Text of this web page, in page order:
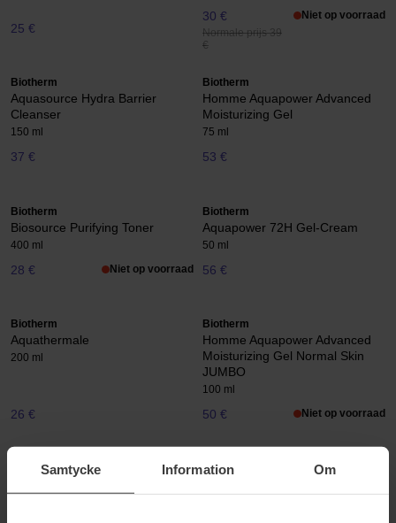
Samtycke Information Om
25 €
30 €
Normale prijs 39
€
Niet op voorraad
Biotherm
Aquasource Hydra Barrier
Cleanser
150 ml
37 €
Biotherm
Homme Aquapower Advanced
Moisturizing Gel
75 ml
53 €
Biotherm
Biosource Purifying Toner
400 ml
28 € Niet op voorraad
Biotherm
Aquapower 72H Gel-Cream
50 ml
56 €
Biotherm
Aquathermale
200 ml
26 €
Biotherm
Homme Aquapower Advanced
Moisturizing Gel Normal Skin
JUMBO
100 ml
50 € Niet op voorraad
Biotherm Biotherm